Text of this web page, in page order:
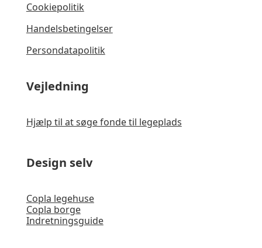
Cookiepolitik
Handelsbetingelser
Persondatapolitik
Vejledning
Hjælp til at søge fonde til legeplads
Design selv
Copla legehuse
Copla borge
Indretningsguide